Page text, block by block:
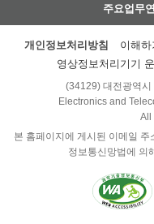
주요업무
개인정보처리방침 이해
영상정보처리기기
(34129) 대전광역
Electronics and
All
본 홈페이지에 게시된 이메일 주
정보통신망법에 의